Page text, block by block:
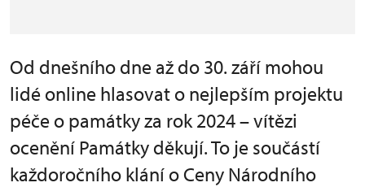
Od dnešního dne až do 30. září mohou
lidé online hlasovat o nejlepším projektu
péče o památky za rok 2024 – vítězi
ocenění Památky děkují. To je součástí
každoročního klání o Ceny Národního